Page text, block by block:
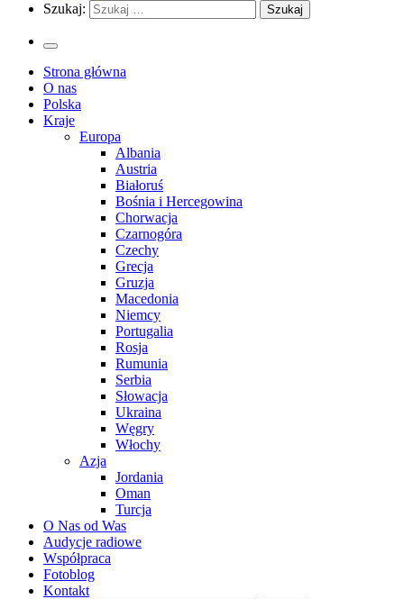
Szukaj:
Strona główna
O nas
Polska
Kraje
Europa
Albania
Austria
Białoruś
Bośnia i Hercegowina
Chorwacja
Czarnogóra
Czechy
Grecja
Gruzja
Macedonia
Niemcy
Portugalia
Rosja
Rumunia
Serbia
Słowacja
Ukraina
Węgry
Włochy
Azja
Jordania
Oman
Turcja
O Nas od Was
Audycje radiowe
Współpraca
Fotoblog
Kontakt